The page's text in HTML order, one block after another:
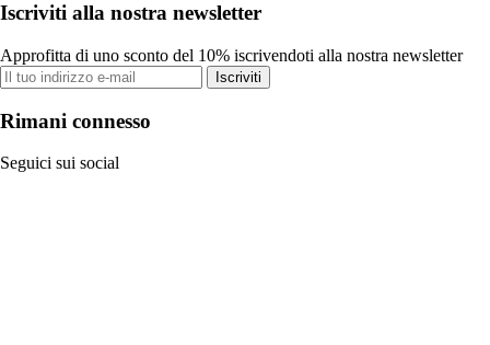
Iscriviti alla nostra newsletter
Approfitta di uno sconto del 10% iscrivendoti alla nostra newsletter
Iscriviti
Rimani connesso
Seguici sui social